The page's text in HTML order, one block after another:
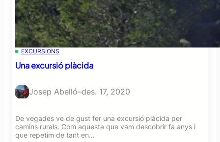
EXCURSIONS
Una excursió plàcida
Josep Abelló–des. 17, 2020
De vegades ve de gust fer una excursió plàcida per
camins rurals. Com aquesta que vam descobrir fa anys i
que repetim de tant en…